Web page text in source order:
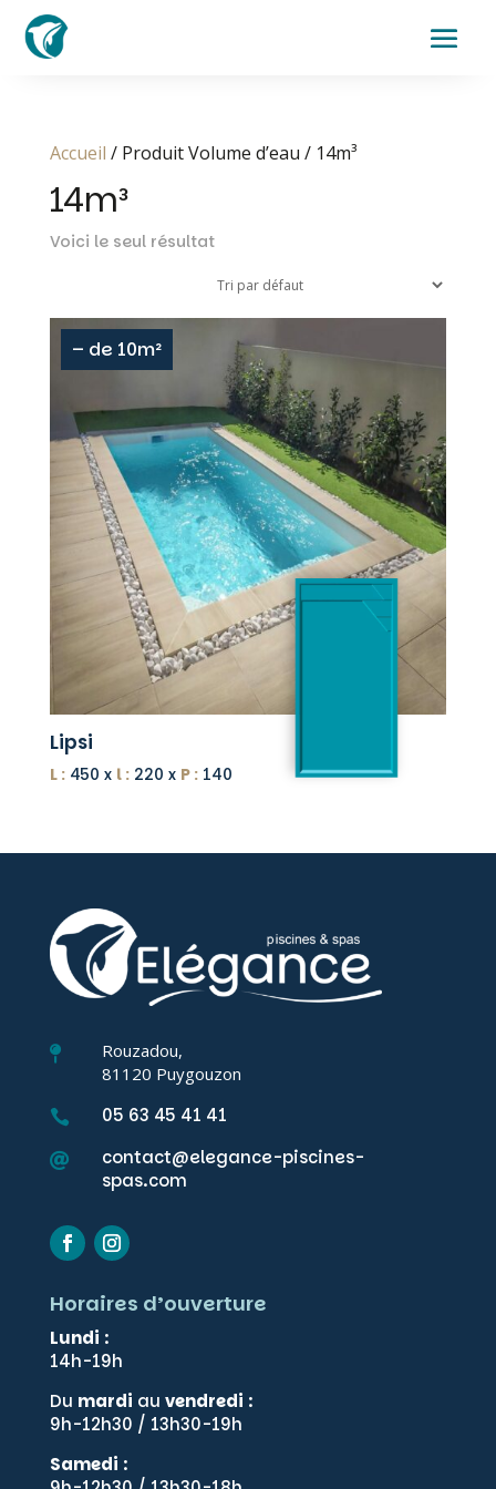
Accueil / Produit Volume d’eau / 14m³
14m³
Voici le seul résultat
– de 10m²
Lipsi
L :450 x l :220 x P :140

Rouzadou,
81120 Puygouzon
 05 63 45 41 41

contact@elegance-piscines-
spas.com
Horaires d’ouverture
Lundi :
14h-19h
Du mardi au vendredi :
9h-12h30 / 13h30-19h
Samedi :